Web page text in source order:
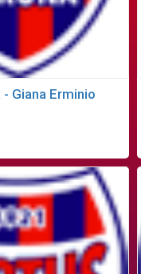
Giana Erminio